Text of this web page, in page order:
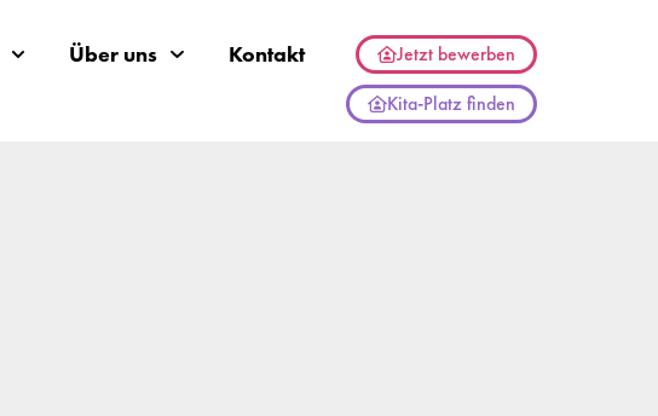
Über uns Kontakt
Jetzt bewerben
Kita-Platz finden